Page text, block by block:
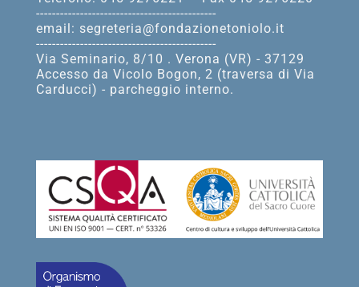
---------------------------------------------
email: segreteria@fondazionetoniolo.it
---------------------------------------------
Via Seminario, 8/10 . Verona (VR) - 37129
Accesso da Vicolo Bogon, 2 (traversa di Via
Carducci) - parcheggio interno.